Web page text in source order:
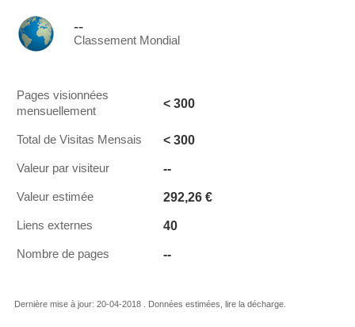
--
Classement Mondial
Pages visionnées
mensuellement
< 300
Total de Visitas Mensais < 300
Valeur par visiteur --
Valeur estimée 292,26 €
Liens externes 40
Nombre de pages --
Dernière mise à jour: 20-04-2018 . Données estimées, lire la décharge.